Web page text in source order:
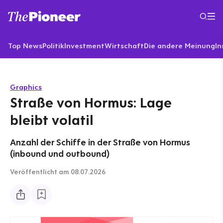
Top NewsPolitikInvestmentWirtschaftDie andere Meinung
Graphics
Straße von Hormus: Lage
bleibt volatil
Anzahl der Schiffe in der Straße von Hormus
(inbound und outbound)
Veröffentlicht am 08.07.2026